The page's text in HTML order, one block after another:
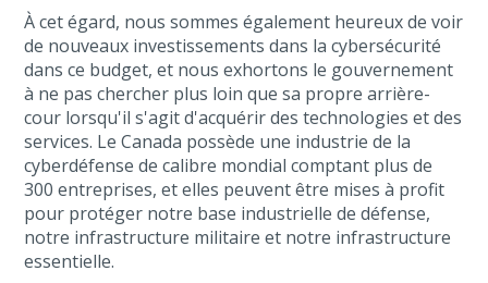
À cet égard, nous sommes également heureux de voir
de nouveaux investissements dans la cybersécurité
dans ce budget, et nous exhortons le gouvernement
à ne pas chercher plus loin que sa propre arrière-
cour lorsqu'il s'agit d'acquérir des technologies et des
services. Le Canada possède une industrie de la
cyberdéfense de calibre mondial comptant plus de
300 entreprises, et elles peuvent être mises à profit
pour protéger notre base industrielle de défense,
notre infrastructure militaire et notre infrastructure
essentielle.